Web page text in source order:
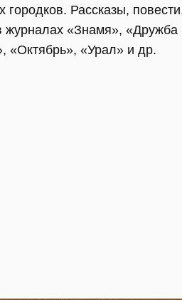
городков. Рассказы,
журналах «Знамя»,
«Октябрь», «Урал» и др.